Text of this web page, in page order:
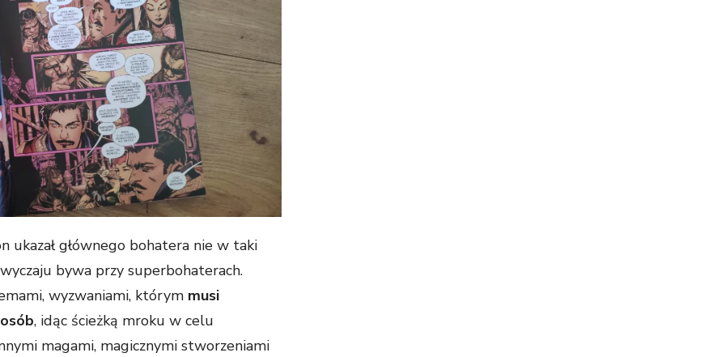
ukazał głównego bohatera nie w taki
bywa przy superbohaterach.
wyzwaniami, którym musi
, idąc ścieżką mroku w celu
magami, magicznymi stworzeniami